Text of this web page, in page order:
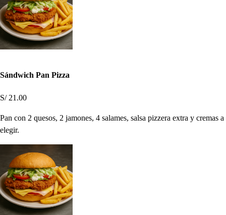
Sándwich Pan Pizza
S/ 21.00
Pan con 2 quesos, 2 jamones, 4 salames, salsa pizzera extra y cremas a
elegir.